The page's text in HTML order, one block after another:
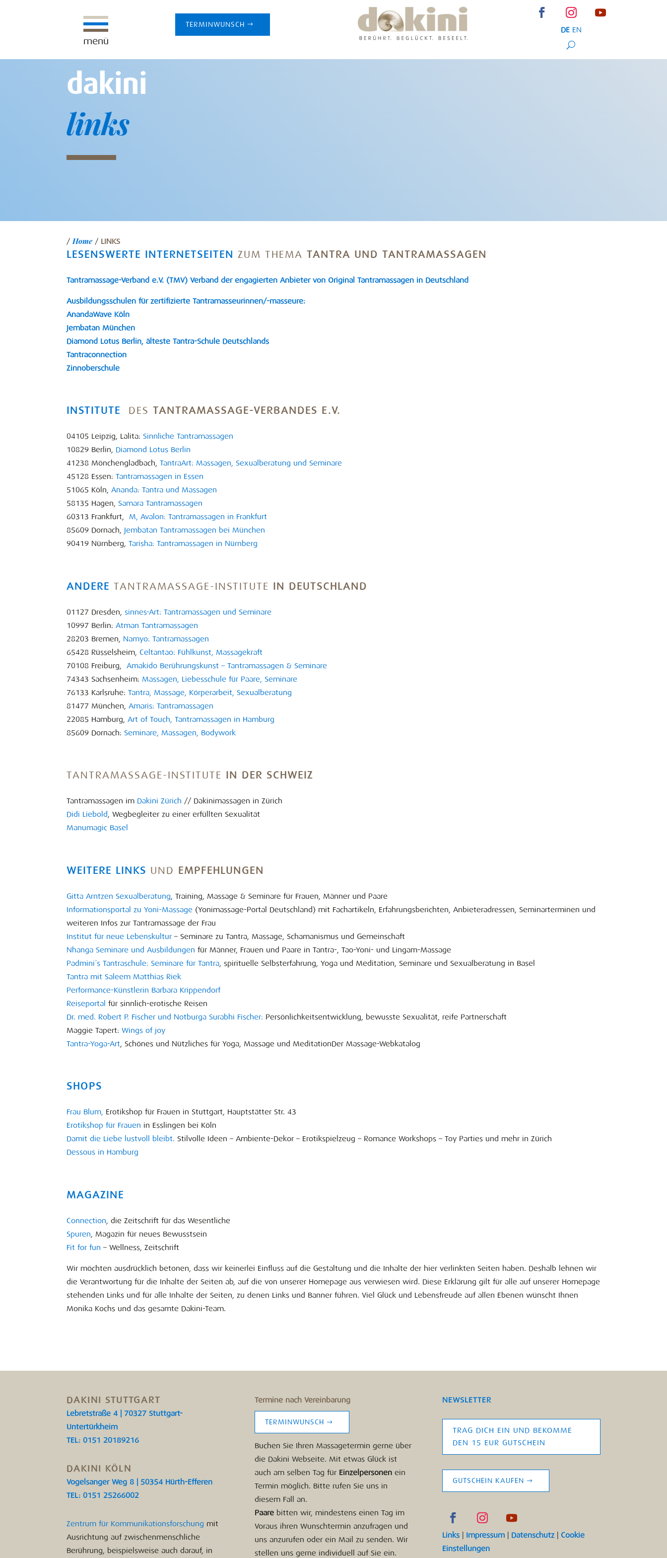
menü
TERMINWUNSCH
DE EN
dakini
links
/ Home / LINKS
LESENSWERTE INTERNETSEITEN ZUM THEMATANTRA UND TANTRAMASSAGEN
Tantramassage-Verband e.V. (TMV)Verband der engagierten Anbieter von Original Tantramassagen in Deutschland
Ausbildungsschulen für zertifizierte Tantramasseurinnen/-masseure:
AnandaWave Köln
Jembatan München
Diamond Lotus Berlin, älteste Tantra-Schule Deutschlands
Tantraconnection
Zinnoberschule
INSTITUTE DESTANTRAMASSAGE-VERBANDES E.V.
04105 Leipzig, Lalita:Sinnliche Tantramassagen
10829 Berlin, Diamond Lotus Berlin
41238 Mönchengladbach,TantraArt: Massagen, Sexualberatung und Seminare
45128 Essen:Tantramassagen in Essen
51065 Köln,Ananda: Tantra und Massagen
58135 Hagen,Samara Tantramassagen
60313 Frankfurt,M, Avalon: Tantramassagen in Frankfurt
85609 Dornach, Jembatan Tantramassagen bei München
90419 Nürnberg,Tarisha: Tantramassagen in Nürnberg
ANDERE TANTRAMASSAGE-INSTITUTE IN DEUTSCHLAND
01127 Dresden,sinnes-Art: Tantramassagen und Seminare
10997 Berlin:Atman Tantramassagen
28203 Bremen, Namyo: Tantramassagen
65428 Rüsselsheim, Celtantao: Fühlkunst, Massagekraft
70108 Freiburg,Amakido Berührungskunst – Tantramassagen & Seminare
74343 Sachsenheim:Massagen, Liebesschule für Paare, Seminare
76133 Karlsruhe:Tantra, Massage, Körperarbeit, Sexualberatung
81477 München,Amaris: Tantramassagen
22085 Hamburg,Art of Touch, Tantramassagen in Hamburg
85609 Dornach:Seminare, Massagen, Bodywork
TANTRAMASSAGE-INSTITUTE IN DER SCHWEIZ
Tantramassagen im Dakini Zürich // Dakinimassagen in Zürich
Didi Liebold, Wegbegleiter zu einer erfüllten Sexualität
Manumagic Basel
WEITERE LINKS UND EMPFEHLUNGEN
Gitta Arntzen Sexualberatung, Training, Massage & Seminare für Frauen, Männer und Paare
Informationsportal zu Yoni-Massage (Yonimassage-Portal Deutschland) mit Fachartikeln, Erfahrungsberichten, Anbieteradressen, Seminarterminen und
weiteren Infos zur Tantramassage der Frau
Institut für neue Lebenskultur – Seminare zu Tantra, Massage, Schamanismus und Gemeinschaft
Nhanga Seminare und Ausbildungen für Männer, Frauen und Paare in Tantra-, Tao-Yoni- und Lingam-Massage
Padmini´s Tantraschule: Seminare für Tantra, spirituelle Selbsterfahrung, Yoga und Meditation, Seminare und Sexualberatung in Basel
Tantra mit Saleem Matthias Riek
Performance-Künstlerin Barbara Krippendorf
Reiseportal für sinnlich-erotische Reisen
Dr. med. Robert P. Fischer und Notburga Surabhi Fischer: Persönlichkeitsentwicklung, bewusste Sexualität, reife Partnerschaft
Maggie Tapert:Wings of joy
Tantra-Yoga-Art, Schönes und Nützliches für Yoga, Massage und MeditationDer Massage-Webkatalog
SHOPS
Frau Blum, Erotikshop für Frauen in Stuttgart, Hauptstätter Str. 43
Erotikshop für Frauen in Esslingen bei Köln
Damit die Liebe lustvoll bleibt. Stilvolle Ideen – Ambiente-Dekor – Erotikspielzeug – Romance Workshops – Toy Parties und mehr in Zürich
Dessous in Hamburg
MAGAZINE
Connection, die Zeitschrift für das Wesentliche
Spuren, Magazin für neues Bewusstsein
Fit for fun – Wellness, Zeitschrift
Wir möchten ausdrücklich betonen, dass wir keinerlei Einfluss auf die Gestaltung und die Inhalte der hier verlinkten Seiten haben. Deshalb lehnen wir
die Verantwortung für die Inhalte der Seiten ab, auf die von unserer Homepage aus verwiesen wird. Diese Erklärung gilt für alle auf unserer Homepage
stehenden Links und für alle Inhalte der Seiten, zu denen Links und Banner führen. Viel Glück und Lebensfreude auf allen Ebenen wünscht Ihnen
Monika Kochs und das gesamte Dakini-Team.
DAKINI STUTTGART
Lebretstraße 4 | 70327 Stuttgart-
Untertürkheim
TEL: 0151 20189216
DAKINI KÖLN
Vogelsanger Weg 8 | 50354 Hürth-Efferen
TEL: 0151 25266002
Zentrum für Kommunikationsforschung mit
Ausrichtung auf zwischenmenschliche
Berührung, beispielsweise auch darauf, in
Termine nach Vereinbarung
TERMINWUNSCH
Buchen Sie Ihren Massagetermin gerne über
die Dakini Webseite. Mit etwas Glück ist
auch am selben Tag für Einzelpersonenein
Termin möglich. Bitte rufen Sie uns in
diesem Fall an.
Paarebitten wir, mindestens einen Tag im
Voraus ihren Wunschtermin anzufragen und
uns anzurufen oder ein Mail zu senden. Wir
stellen uns gerne individuell auf Sie ein.
NEWSLETTER
TRAG DICH EIN UND BEKOMME
DEN 15 EUR GUTSCHEIN
GUTSCHEIN KAUFEN
Links| Impressum| Datenschutz| Cookie
Einstellungen